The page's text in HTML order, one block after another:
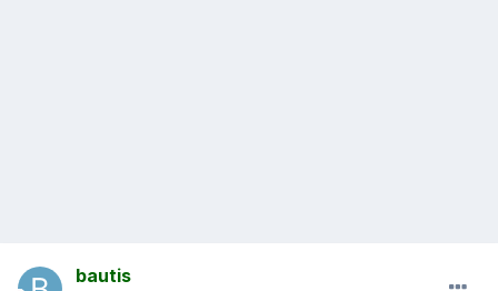
bautis